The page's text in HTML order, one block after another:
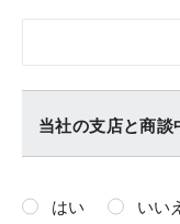
当社の支店と商談
はい いいえ